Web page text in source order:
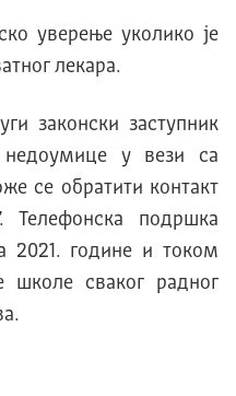
уверење уколико је
лекара.
законски заступник
у вези са
се обратити контакт
Телефонска подршка
2021. године и током
школе сваког радног